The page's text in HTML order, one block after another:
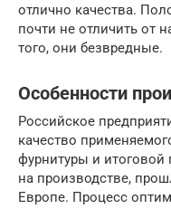
отлично качества.
почти не отличить от
того, они безвредные.
Особенности
Российское
качество
фурнитуры и итоговой
на производстве,
Европе. Процесс